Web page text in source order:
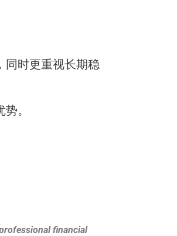
同时更重视长期稳
。
financial